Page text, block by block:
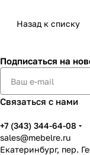
Назад к списку
Подписаться на
Связаться с нами
+7 (343) 344-64-08
sales@mebelre.ru
Екатеринбург, пер.